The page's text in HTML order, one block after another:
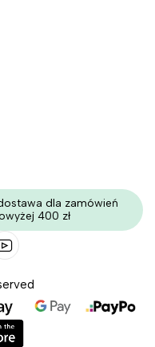
dla zamówień
400 zł